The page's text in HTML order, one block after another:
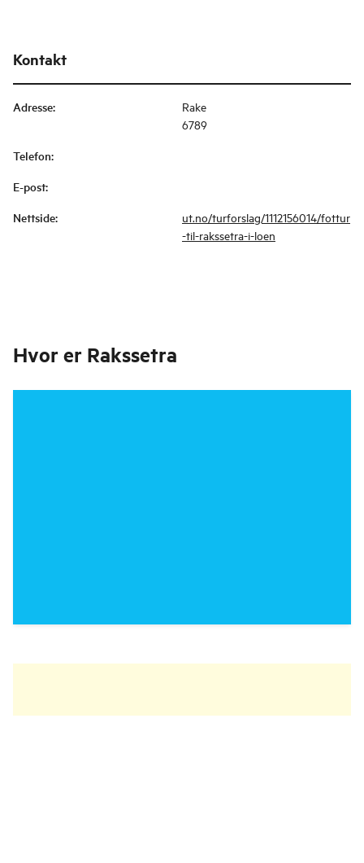
Kontakt
Adresse:
Rake
6789
Telefon:
E-post:
Nettside:
ut.no/turforslag/1112156014/fottur
-til-rakssetra-i-loen
Hvor er Rakssetra